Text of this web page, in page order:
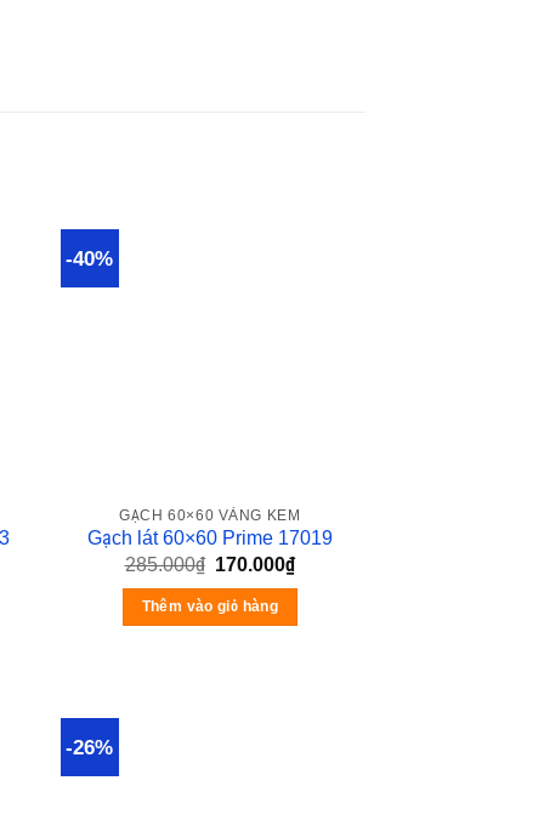
-40%
GẠCH 60×60 VÀNG KEM
Gạch lát 60×60 Prime 17019
285.000₫ 170.000₫
Thêm vào giỏ hàng
-26%